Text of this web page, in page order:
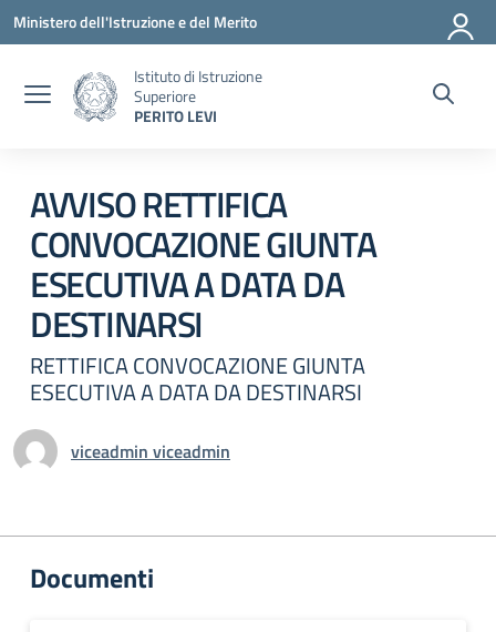
Vai ai contenuti
Vai al menu di navigazione
Vai al footer
Ministero dell'Istruzione e del Merito
Istituto di Istruzione
Superiore
PERITO LEVI
AVVISO RETTIFICA
CONVOCAZIONE GIUNTA
ESECUTIVA A DATA DA
DESTINARSI
RETTIFICA CONVOCAZIONE GIUNTA
ESECUTIVA A DATA DA DESTINARSI
viceadmin viceadmin
Documenti